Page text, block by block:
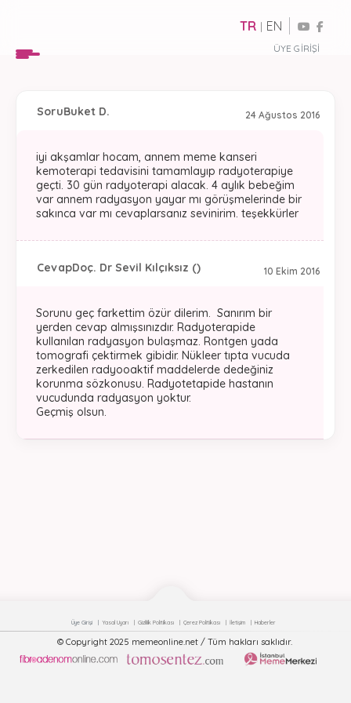
ÜYE GIRIŞI
TR | EN
24 Ağustos 2016
SoruBuket D.
iyi akşamlar hocam, annem meme kanseri
kemoterapi tedavisini tamamlayıp radyoterapiye
geçti. 30 gün radyoterapi alacak. 4 aylık bebeğim
var annem radyasyon yayar mı görüşmelerinde bir
sakınca var mı cevaplarsanız sevinirim. teşekkürler
10 Ekim 2016
CevapDoç. Dr Sevil Kılçıksız ()
Sorunu geç farkettim özür dilerim. Sanırım bir
yerden cevap almışsınızdır. Radyoterapide
kullanılan radyasyon bulaşmaz. Rontgen yada
tomografi çektirmek gibidir. Nükleer tıpta vucuda
zerkedilen radyooaktif maddelerde dedeğiniz
korunma sözkonusu. Radyotetapide hastanın
vucudunda radyasyon yoktur.
Geçmiş olsun.
Üye Girişi Yasal Uyarı Gizlilik Politikası Çerez Politikası İletişim Haberler
© Copyright 2025 memeonline.net / Tüm hakları saklıdır.